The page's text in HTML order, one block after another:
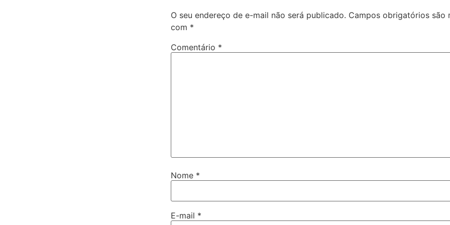
O seu endereço de e-mail não será publicado. Campos obrigatórios são
com *
Comentário *
Nome *
E-mail *